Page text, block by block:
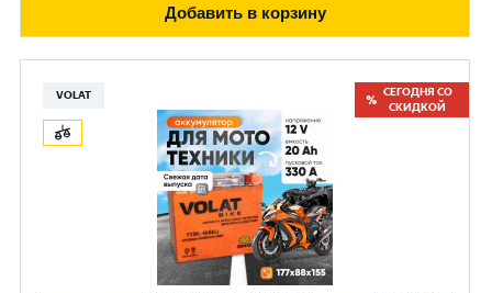
Добавить в корзину
VOLAT
СЕГОДНЯ СО
СКИДКОЙ